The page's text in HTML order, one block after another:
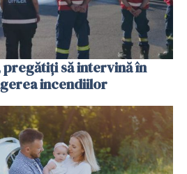
să intervină în
incendiilor